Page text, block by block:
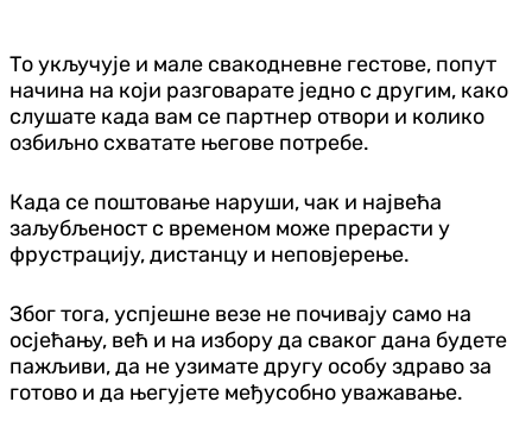
То укључује и мале свакодневне гестове, попут
начина на који разговарате једно с другим, како
слушате када вам се партнер отвори и колико
озбиљно схватате његове потребе.
Када се поштовање наруши, чак и највећа
заљубљеност с временом може прерасти у
фрустрацију, дистанцу и неповјерење.
Због тога, успјешне везе не почивају само на
осјећању, већ и на избору да сваког дана будете
пажљиви, да не узимате другу особу здраво за
готово и да његујете међусобно уважавање.